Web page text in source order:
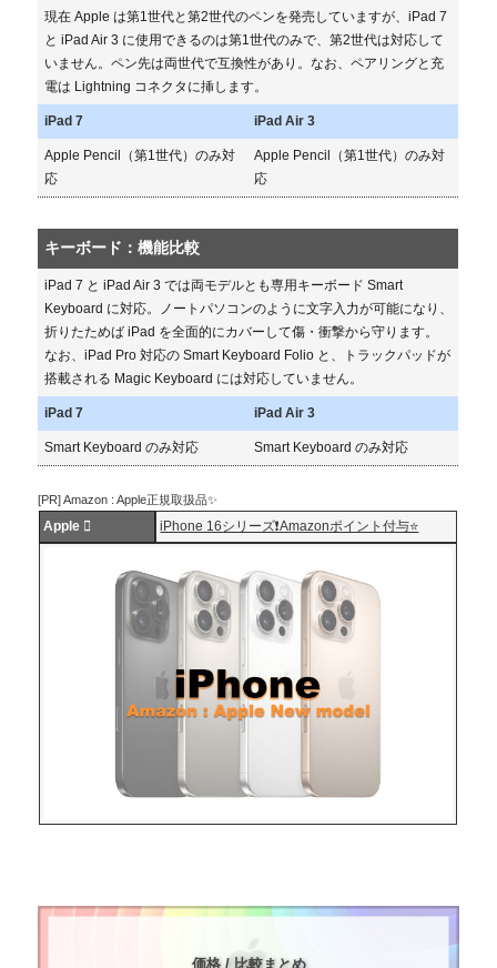
現在 Apple は第1世代と第2世代のペンを発売していますが、iPad 7
と iPad Air 3 に使用できるのは第1世代のみで、第2世代は対応して
いません。ペン先は両世代で互換性があり。なお、ペアリングと充
電は Lightning コネクタに挿します。
iPad 7 iPad Air 3
Apple Pencil（第1世代）のみ対
応
Apple Pencil（第1世代）のみ対
応
キーボード：機能比較
iPad 7 と iPad Air 3 では両モデルとも専用キーボード Smart
Keyboard に対応。ノートパソコンのように文字入力が可能になり、
折りたためば iPad を全面的にカバーして傷・衝撃から守ります。
なお、iPad Pro 対応の Smart Keyboard Folio と、トラックパッドが
搭載される Magic Keyboard には対応していません。
iPad 7 iPad Air 3
Smart Keyboard のみ対応 Smart Keyboard のみ対応
[PR] Amazon : Apple正規取扱品✨
Apple  iPhone 16シリーズ❗️Amazonポイント付与⭐️
価格 / 比較まとめ